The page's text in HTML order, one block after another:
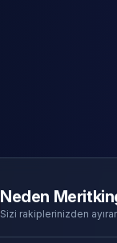
Neden
Sizi rakiplerinizden